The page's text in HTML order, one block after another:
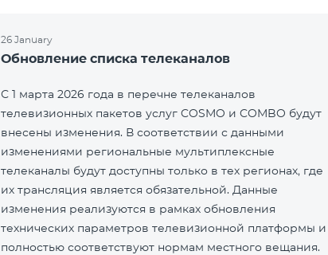
26 January
Обновление списка телеканалов
С 1 марта 2026 года в перечне телеканалов
телевизионных пакетов услуг COSMO и COMBO будут
внесены изменения. В соответствии с данными
изменениями региональные мультиплексные
телеканалы будут доступны только в тех регионах, где
их трансляция является обязательной. Данные
изменения реализуются в рамках обновления
технических параметров телевизионной платформы и
полностью соответствуют нормам местного вещания.